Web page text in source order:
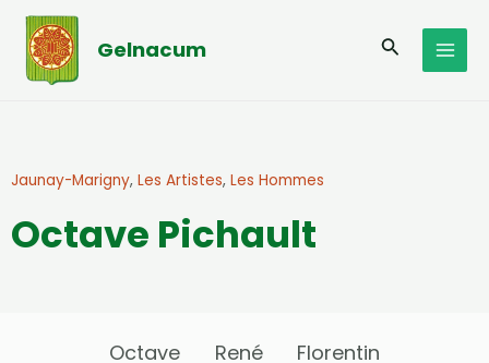
Aller
contenu
Gelnacum
Jaunay-Marigny, Les Artistes, Les Hommes
Octave Pichault
Octave René Florentin